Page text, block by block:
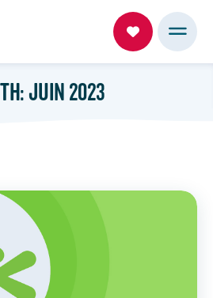
JUIN 2023